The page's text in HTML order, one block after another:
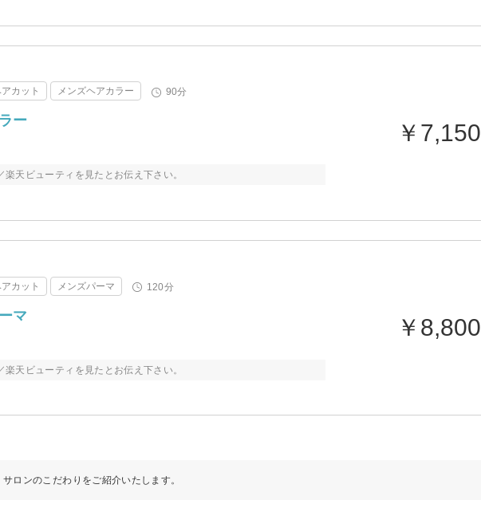
カット メンズヘアカラー 90分
ー
天ビューティを見たとお伝え下さい。
￥7,150
カット メンズパーマ 120分
マ
天ビューティを見たとお伝え下さい。
￥8,800
サロンのこだわりをご紹介いたします。